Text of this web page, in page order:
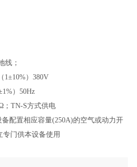
线；
1±10%）380V
）50Hz
；TN-S方式供电
配置相应容量(250A)的空气或动力开
专门供本设备使用